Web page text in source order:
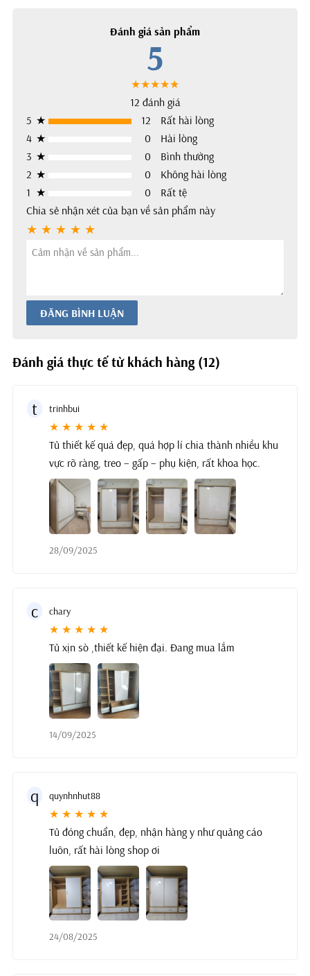
Đánh giá sản phẩm
5
★★★★★
12 đánh giá
5 ★ 12
Rất hài lòng
4 ★ 0
Hài lòng
3 ★ 0
Bình thường
2 ★ 0
Không hài lòng
1 ★ 0
Rất tệ
Chia sẻ nhận xét của bạn về sản phẩm này
ĐĂNG BÌNH LUẬN
Đánh giá thực tế từ khách hàng (12)
t trinhbui
★ ★ ★ ★ ★
Tủ thiết kế quá đẹp, quá hợp lí chia thành nhiều khu
vực rõ ràng, treo – gấp – phụ kiện, rất khoa học.
28/09/2025
c chary
★ ★ ★ ★ ★
Tủ xịn sò ,thiết kế hiện đại. Đang mua lắm
14/09/2025
q quynhnhut88
★ ★ ★ ★ ★
Tủ đóng chuẩn, đẹp, nhận hàng y như quảng cáo
luôn, rất hài lòng shop ơi
24/08/2025